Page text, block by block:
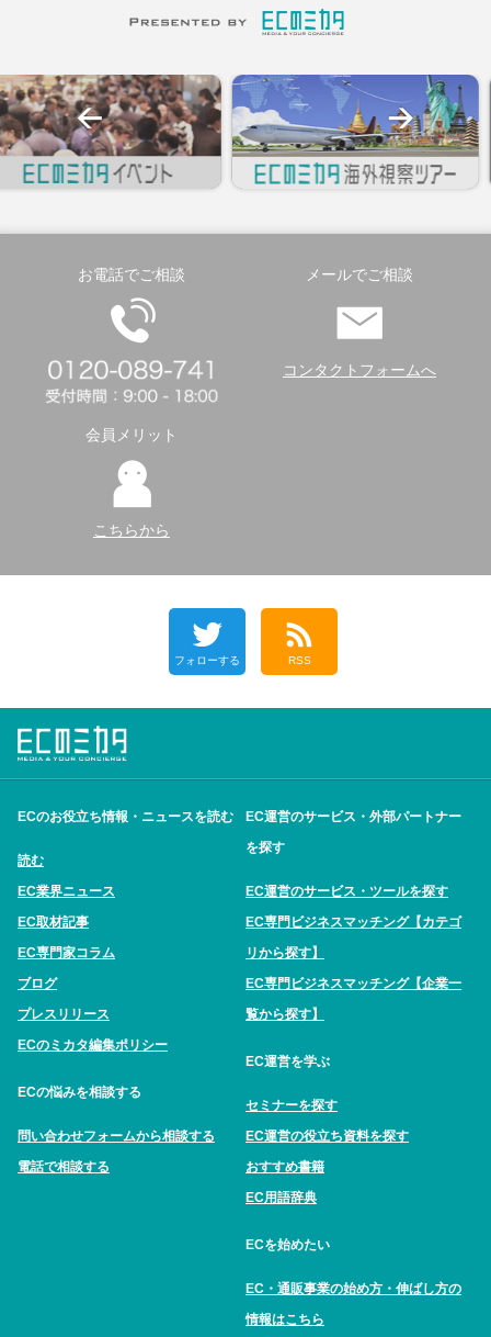
お電話でご相談 メールでご相談
コンタクトフォームへ
会員メリット
こちらから
フォローする RSS
ECのお役立ち情報・ニュースを読む
読む
EC業界ニュース
EC取材記事
EC専門家コラム
ブログ
プレスリリース
ECのミカタ編集ポリシー
ECの悩みを相談する
問い合わせフォームから相談する
電話で相談する
EC運営のサービス・外部パートナー
を探す
EC運営のサービス・ツールを探す
EC専門ビジネスマッチング【カテゴ
リから探す】
EC専門ビジネスマッチング【企業一
覧から探す】
EC運営を学ぶ
セミナーを探す
EC運営の役立ち資料を探す
おすすめ書籍
EC用語辞典
ECを始めたい
EC・通販事業の始め方・伸ばし方の
情報はこちら